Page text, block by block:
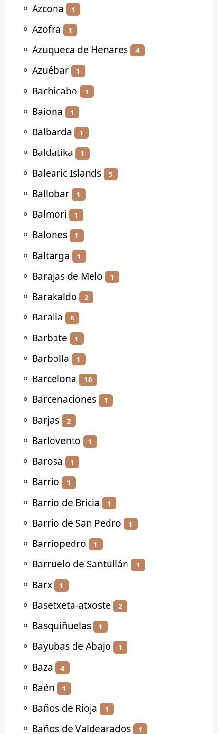
⚬ Azcona 1
⚬ Azofra 1
⚬ Azuqueca de Henares 4
⚬ Azuébar 1
⚬ Bachicabo 1
⚬ Baiona 1
⚬ Balbarda 1
⚬ Baldatika 1
⚬ Balearic Islands 5
⚬ Ballobar 1
⚬ Balmori 1
⚬ Balones 1
⚬ Baltarga 1
⚬ Barajas de Melo 1
⚬ Barakaldo 2
⚬ Baralla 8
⚬ Barbate 1
⚬ Barbolla 1
⚬ Barcelona 10
⚬ Barcenaciones 1
⚬ Barjas 2
⚬ Barlovento 1
⚬ Barosa 1
⚬ Barrio 1
⚬ Barrio de Bricia 1
⚬ Barrio de San Pedro 1
⚬ Barriopedro 1
⚬ Barruelo de Santullán 1
⚬ Barx 1
⚬ Basetxeta-atxoste 2
⚬ Basquiñuelas 1
⚬ Bayubas de Abajo 1
⚬ Baza 4
⚬ Baén 1
⚬ Baños de Rioja 1
⚬ Baños de Valdearados 1